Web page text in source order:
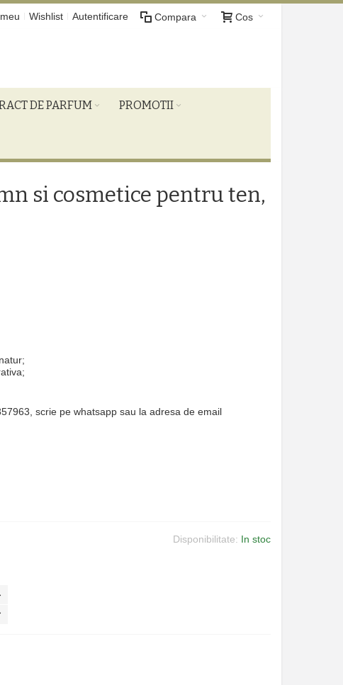
Cos
Compara
Wishlist Autentificare
DE PARFUM PROMOTII
si cosmetice pentru ten,
scrie pe whatsapp sau la adresa de email
Disponibilitate: In stoc